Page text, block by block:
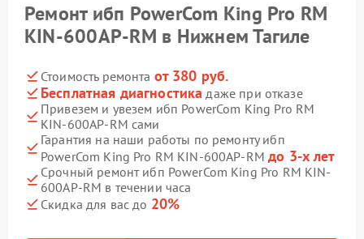
Ремонт ибп PowerCom King Pro RM
KIN-600AP-RM в Нижнем Тагиле
Стоимость ремонта от 380 руб.
Бесплатная диагностика даже при отказе
Привезем и увезем ибп PowerCom King Pro RM
KIN-600AP-RM сами
Гарантия на наши работы по ремонту ибп
PowerCom King Pro RM KIN-600AP-RMдо 3-х лет
Срочный ремонт ибп PowerCom King Pro RM KIN-
600AP-RM в течении часа
Скидка для вас до 20%